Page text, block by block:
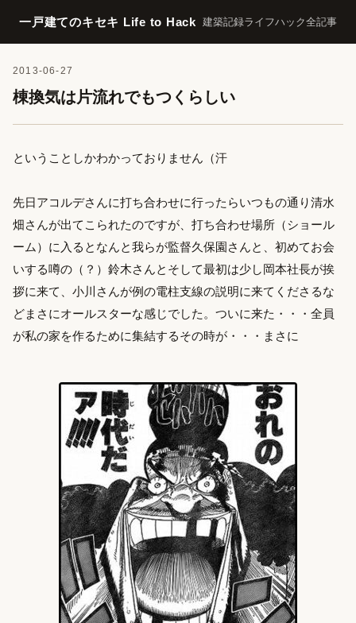
一戸建てのキセキ Life to Hack 建築記録ライフハック全記事
2013-06-27
棟換気は片流れでもつくらしい
ということしかわかっておりません（汗
先日アコルデさんに打ち合わせに行ったらいつもの通り清水
畑さんが出てこられたのですが、打ち合わせ場所（ショール
ーム）に入るとなんと我らが監督久保園さんと、初めてお会
いする噂の（？）鈴木さんとそして最初は少し岡本社長が挨
拶に来て、小川さんが例の電柱支線の説明に来てくださるな
どまさにオールスターな感じでした。ついに来た・・・全員
が私の家を作るために集結するその時が・・・まさに